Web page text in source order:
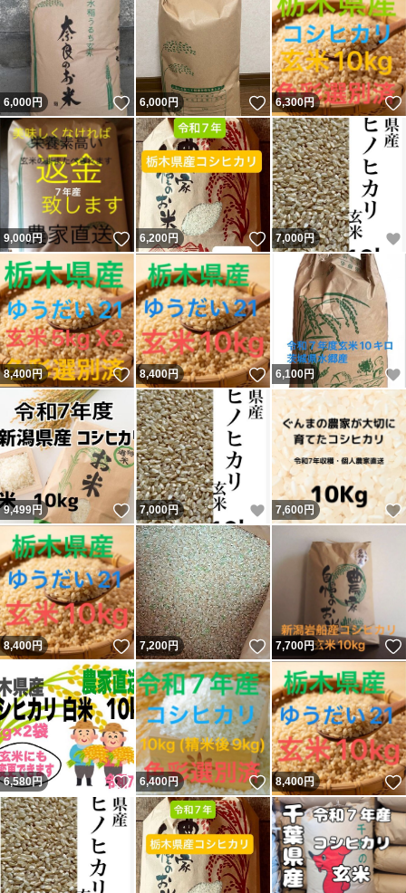
6,000円 いいね！
6,000円 いいね！
6,300円
9,000円 いいね！
6,200円 いいね！
7,000円
8,400円 いいね！
8,400円 いいね！
6,100円
9,499円 いいね！
7,000円 いいね！
7,600円
8,400円 いいね！
7,200円 いいね！
7,700円
6,580円 いいね！
6,400円 いいね！
8,400円